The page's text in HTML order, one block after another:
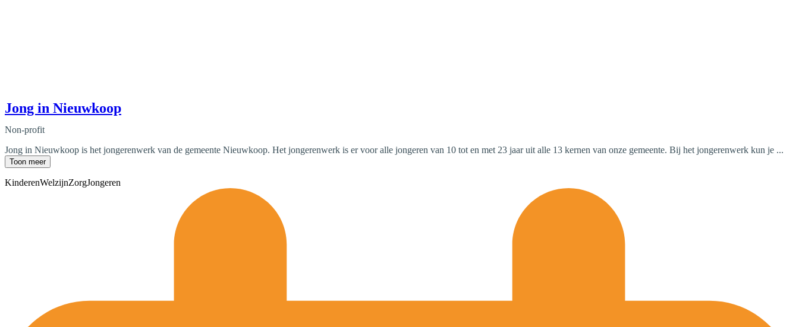
Jong in Nieuwkoop
Non-profit
Jong in Nieuwkoop is het jongerenwerk van de gemeente Nieuwkoop. Het jongerenwerk is er voor alle jongeren van 10 tot en met 23 jaar uit alle 13 kernen van onze gemeente. Bij het jongerenwerk kun je ...
Toon meer
KinderenWelzijnZorgJongeren